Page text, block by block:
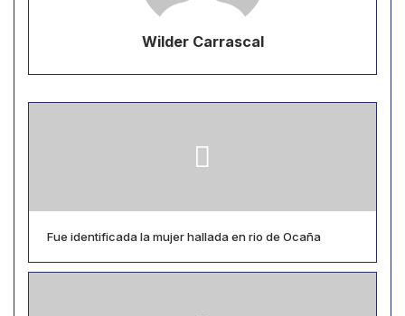
Wilder Carrascal
Fue identificada la mujer hallada en rio de Ocaña